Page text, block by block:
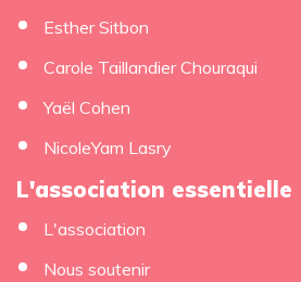
Esther Sitbon
Carole Taillandier Chouraqui
Yaël Cohen
NicoleYam Lasry
L'association essentielle
L'association
Nous soutenir